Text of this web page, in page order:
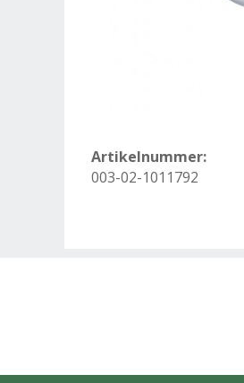
Artikelnummer:
003-02-1011792